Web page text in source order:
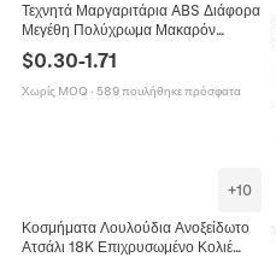
Τεχνητά Μαργαριτάρια ABS Διάφορα
Μεγέθη Πολύχρωμα Μακαρόν
Στρογγυλές Χάντρες Με Τρύπα για
Κατασκευή Κοσμημάτων DIY
Βραχιόλι Κολιέ Αξεσουάρ
$0.30-1.71
Χωρίς MOQ · 589 πουλήθηκε πρόσφατα
+10
Κοσμήματα Λουλούδια Ανοξείδωτο
Ατσάλι 18K Επιχρυσωμένο Κολιέ